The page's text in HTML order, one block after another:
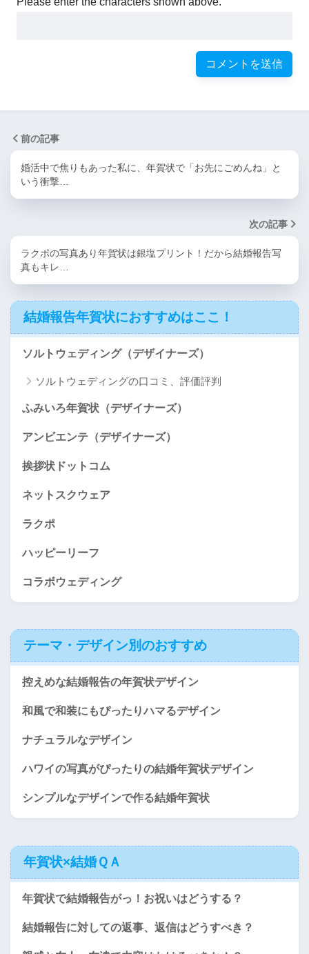
前の記事
婚活中で焦りもあった私に、年賀状で「お先にごめんね」と
いう衝撃…
次の記事
ラクポの写真あり年賀状は銀塩プリント！だから結婚報告写
真もキレ…
結婚報告年賀状におすすめはここ！
ソルトウェディング（デザイナーズ）
ソルトウェディングの口コミ、評価評判
ふみいろ年賀状（デザイナーズ）
アンビエンテ（デザイナーズ）
挨拶状ドットコム
ネットスクウェア
ラクポ
ハッピーリーフ
コラボウェディング
テーマ・デザイン別のおすすめ
控えめな結婚報告の年賀状デザイン
和風で和装にもぴったりハマるデザイン
ナチュラルなデザイン
ハワイの写真がぴったりの結婚年賀状デザイン
シンプルなデザインで作る結婚年賀状
年賀状×結婚ＱＡ
年賀状で結婚報告がっ！お祝いはどうする？
結婚報告に対しての返事、返信はどうすべき？